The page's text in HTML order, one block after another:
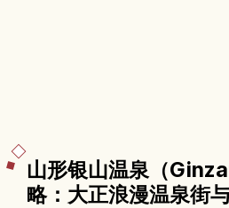
山形银山温泉（
略：大正浪漫温泉街